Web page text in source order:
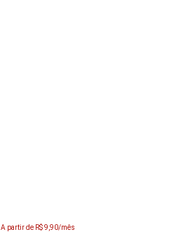
A partir de R$ 9,90/mês